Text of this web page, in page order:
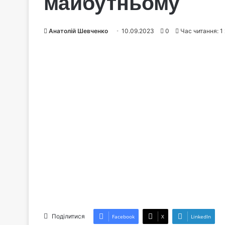
Анатолій Шевченко 10.09.2023 0 Час читання: 1
Поділитися Facebook X LinkedIn